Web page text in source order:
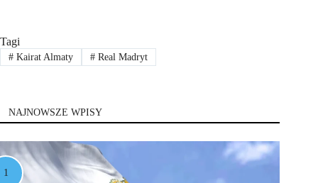
Tagi
#Kairat Almaty #Real Madryt
NAJNOWSZE WPISY